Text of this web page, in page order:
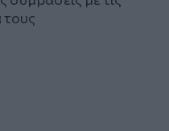
τους